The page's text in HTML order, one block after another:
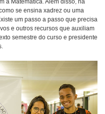
a Matemática. Além disso, há
se ensina xadrez ou uma
um passo a passo que precisa
e outros recursos que auxiliam
semestre do curso e presidente